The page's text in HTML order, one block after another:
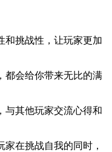
和挑战性，让玩家更加
都会给你带来无比的满
与其他玩家交流心得和
在挑战自我的同时，